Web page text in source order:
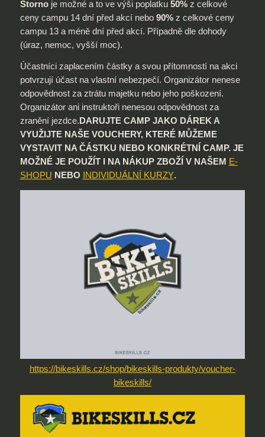
Stornoje možné a to ve výši poplatku 50%z celkové
ceny campu 14 dní před akcí nebo 90%z celkové ceny
campu 13 a méně dní před akcí. Případně dle dohody
(úraz, nemoc, vyšší moc).
Účastníci zaplacením částky a svou přítomností na akci
potvrzují účast na vlastní nebezpečí. Organizátor nenese
odpovědnost za ztrátu majetku nebo jeho poškození.
Organizátor ani instruktoři nenesou odpovědnost za
zranění jezdce.DARUJTE CAMP JAKO DÁREK A
VYUŽIJTE NAŠE VOUCHERY, KTERÉ MŮŽEME
VYSTAVIT NA ČÁSTKU NEBO KONKRÉTNÍ CAMP. JE
MOŽNÉ JE POUŽÍT I NA NÁKUP ZBOŽÍ V NAŠEM E-
SHOPU NEBO INDIVIDUÁLNÍ KURZY.
https://bikeskills.cz/shop/bikeskills-produkty/voucher-
bikeskills/